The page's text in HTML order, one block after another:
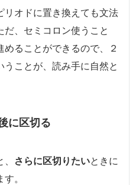
リオドに置き換えても文法
、セミコロン使うこと
ることができるので、２
ことが、読み手に自然と
に区切る
さらに区切りたいときに
。